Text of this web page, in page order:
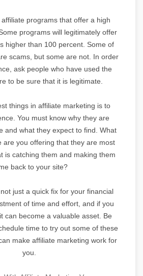
programs that offer a high
programs will legitimately offer
higher than 100 percent. Some of
scams, but some are not. In order
ask people who have used the
to be sure that it is legitimate.
things in affiliate marketing is to
You must know why they are
and what they expect to find. What
are you offering that they are most
is catching them and making them
back to your site?
just a quick fix for your financial
of time and effort, and if you
can become a valuable asset. Be
time to try out some of these
make affiliate marketing work for
you.